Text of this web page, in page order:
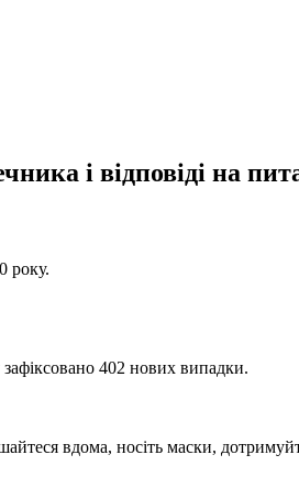
і відповіді на
року.
402 нових випадки.
вдома, носіть маски,